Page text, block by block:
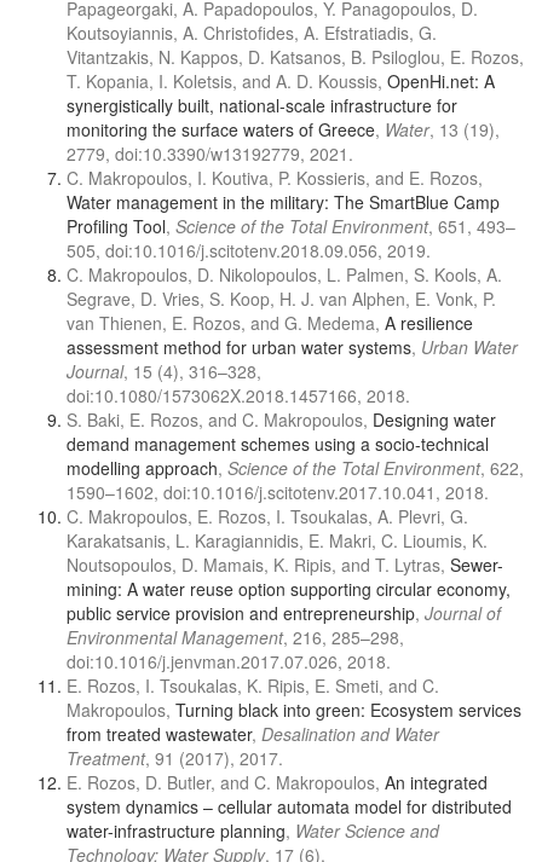
Papageorgaki, A. Papadopoulos, Y. Panagopoulos, D.
Koutsoyiannis, A. Christofides, A. Efstratiadis, G.
Vitantzakis, N. Kappos, D. Katsanos, B. Psiloglou, E. Rozos,
T. Kopania, I. Koletsis, and A. D. Koussis, OpenHi.net: A
synergistically built, national-scale infrastructure for
monitoring the surface waters of Greece, Water, 13 (19),
2779, doi:10.3390/w13192779, 2021.
C. Makropoulos, I. Koutiva, P. Kossieris, and E. Rozos,
Water management in the military: The SmartBlue Camp
Profiling Tool, Science of the Total Environment, 651, 493–
505, doi:10.1016/j.scitotenv.2018.09.056, 2019.
C. Makropoulos, D. Nikolopoulos, L. Palmen, S. Kools, A.
Segrave, D. Vries, S. Koop, H. J. van Alphen, E. Vonk, P.
van Thienen, E. Rozos, and G. Medema, A resilience
assessment method for urban water systems, Urban Water
Journal, 15 (4), 316–328,
doi:10.1080/1573062X.2018.1457166, 2018.
S. Baki, E. Rozos, and C. Makropoulos, Designing water
demand management schemes using a socio-technical
modelling approach, Science of the Total Environment, 622,
1590–1602, doi:10.1016/j.scitotenv.2017.10.041, 2018.
C. Makropoulos, E. Rozos, I. Tsoukalas, A. Plevri, G.
Karakatsanis, L. Karagiannidis, E. Makri, C. Lioumis, K.
Noutsopoulos, D. Mamais, K. Ripis, and T. Lytras, Sewer-
mining: A water reuse option supporting circular economy,
public service provision and entrepreneurship, Journal of
Environmental Management, 216, 285–298,
doi:10.1016/j.jenvman.2017.07.026, 2018.
E. Rozos, I. Tsoukalas, K. Ripis, E. Smeti, and C.
Makropoulos, Turning black into green: Ecosystem services
from treated wastewater, Desalination and Water
Treatment, 91 (2017), 2017.
E. Rozos, D. Butler, and C. Makropoulos, An integrated
system dynamics – cellular automata model for distributed
water-infrastructure planning, Water Science and
Technology: Water Supply, 17 (6),